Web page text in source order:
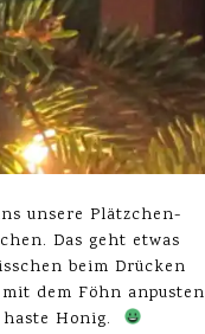
unsere Plätzchen-
Das geht etwas
beim Drücken
dem Föhn anpusten
Honig.